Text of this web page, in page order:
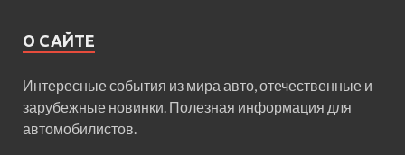
О САЙТЕ
Интересные события из мира авто, отечественные и
зарубежные новинки. Полезная информация для
автомобилистов.